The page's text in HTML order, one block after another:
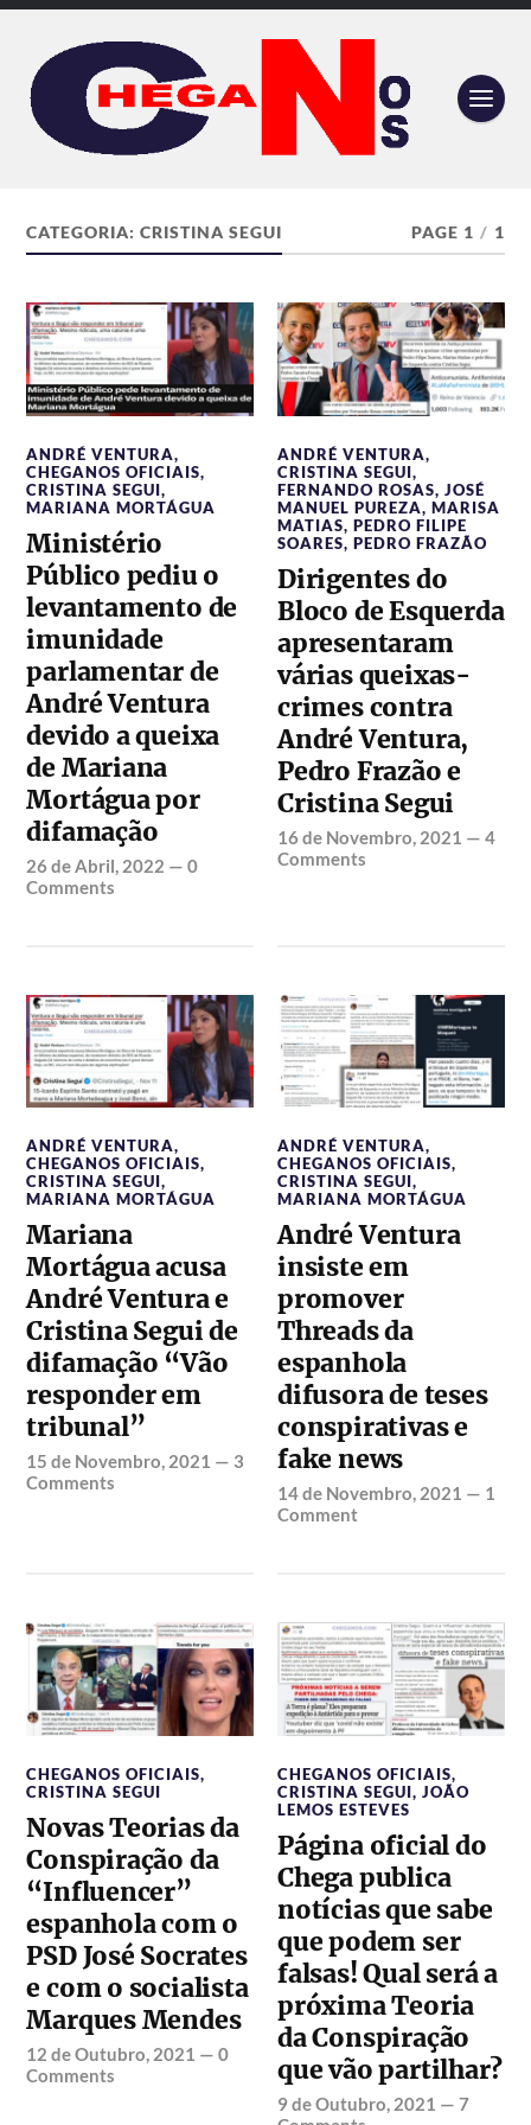
CATEGORIA:CRISTINA SEGUI PAGE 1 / 1
ANDRÉ VENTURA,
CHEGANOS OFICIAIS,
CRISTINA SEGUI,
MARIANA MORTÁGUA
Ministério
Público pediu o
levantamento de
imunidade
parlamentar de
André Ventura
devido a queixa
de Mariana
Mortágua por
difamação
26 de Abril, 2022 —0
Comments
ANDRÉ VENTURA,
CRISTINA SEGUI,
FERNANDO ROSAS,JOSÉ
MANUEL PUREZA,MARISA
MATIAS,PEDRO FILIPE
SOARES,PEDRO FRAZÃO
Dirigentes do
Bloco de Esquerda
apresentaram
várias queixas-
crimes contra
André Ventura,
Pedro Frazão e
Cristina Segui
16 de Novembro, 2021 —4
Comments
ANDRÉ VENTURA,
CHEGANOS OFICIAIS,
CRISTINA SEGUI,
MARIANA MORTÁGUA
Mariana
Mortágua acusa
André Ventura e
Cristina Segui de
difamação “Vão
responder em
tribunal”
15 de Novembro, 2021 — 3
Comments
ANDRÉ VENTURA,
CHEGANOS OFICIAIS,
CRISTINA SEGUI,
MARIANA MORTÁGUA
André Ventura
insiste em
promover
Threads da
espanhola
difusora de teses
conspirativas e
fake news
14 de Novembro, 2021 — 1
Comment
CHEGANOS OFICIAIS,
CRISTINA SEGUI
Novas Teorias da
Conspiração da
“Influencer”
espanhola com o
PSD José Socrates
e com o socialista
Marques Mendes
12 de Outubro, 2021 —0
Comments
CHEGANOS OFICIAIS,
CRISTINA SEGUI,JOÃO
LEMOS ESTEVES
Página oficial do
Chega publica
notícias que sabe
que podem ser
falsas! Qual será a
próxima Teoria
da Conspiração
que vão partilhar?
9 de Outubro, 2021 —7